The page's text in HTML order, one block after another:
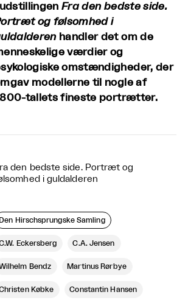
udstillingenFra den bedste side.
og følsomhed i
handler det om de
værdier og
omstændigheder, der
modellerne til nogle af
tallets fineste portrætter.
den bedste side. Portræt og
i guldalderen
Den Hirschsprungske Samling
Eckersberg C.A. Jensen
Bendz Martinus Rørbye
Købke Constantin Hansen